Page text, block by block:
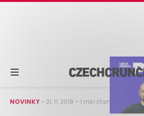
NOVINKY– 21. 11. 2018 –1 min čtení